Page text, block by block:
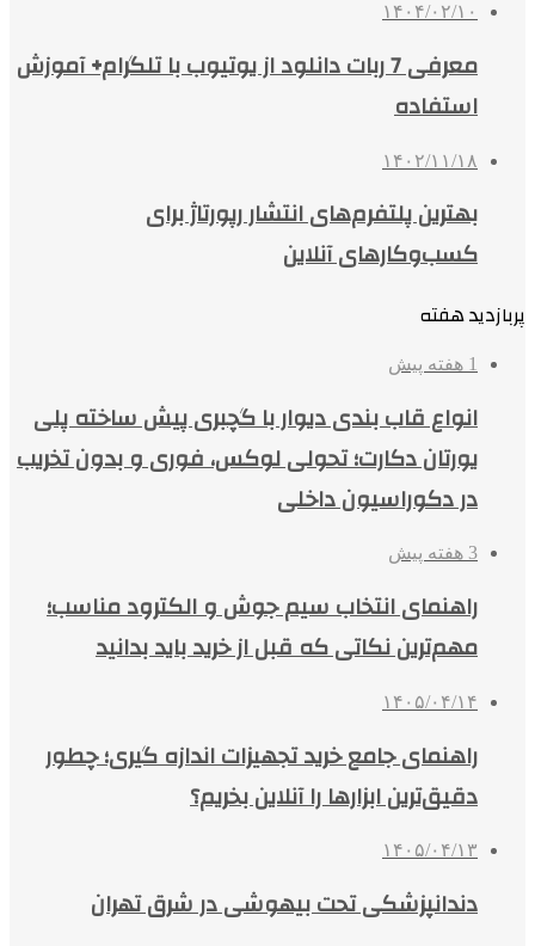
۱۴۰۴/۰۲/۱۰
معرفی 7 ربات دانلود از یوتیوب با تلگرام+ آموزش
استفاده
۱۴۰۲/۱۱/۱۸
بهترین پلتفرم‌های انتشار رپورتاژ برای
کسب‌وکارهای آنلاین
پربازدید هفته
1 هفته پیش
انواع قاب بندی دیوار با گچبری پیش ساخته پلی
یورتان دکارت؛ تحولی لوکس، فوری و بدون تخریب
در دکوراسیون داخلی
3 هفته پیش
راهنمای انتخاب سیم جوش و الکترود مناسب؛
مهم‌ترین نکاتی که قبل از خرید باید بدانید
۱۴۰۵/۰۴/۱۴
راهنمای جامع خرید تجهیزات اندازه گیری؛ چطور
دقیق‌ترین ابزارها را آنلاین بخریم؟
۱۴۰۵/۰۴/۱۳
دندانپزشکی تحت بیهوشی در شرق تهران